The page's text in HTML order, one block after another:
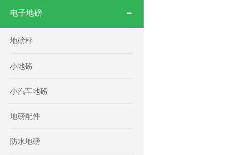
电子地磅
地磅秤
小地磅
小汽车地磅
地磅配件
防水地磅